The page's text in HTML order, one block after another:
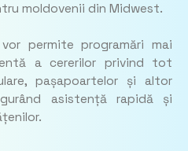
moldovenii din Midwest.
permite programări mai
a cererilor privind tot
pașapoartelor și altor
asistență rapidă și